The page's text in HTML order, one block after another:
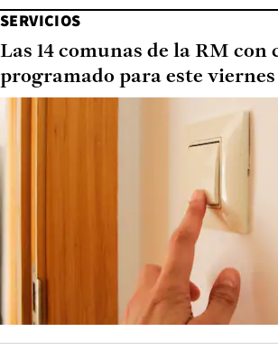
SERVICIOS
Las 14 comunas de la RM con
programado para este viernes